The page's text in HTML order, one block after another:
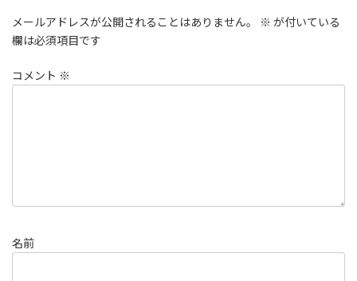
メールアドレスが公開されることはありません。 ※ が付いている
欄は必須項目です
コメント ※
名前